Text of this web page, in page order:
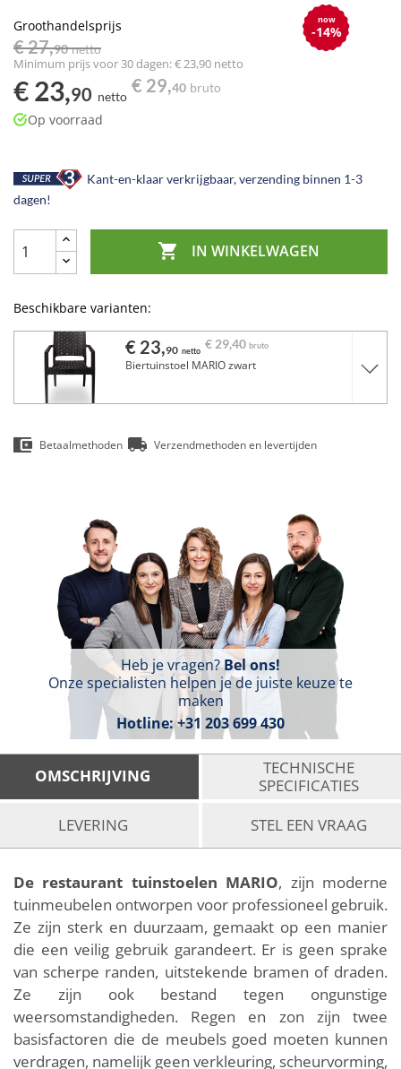
Groothandelsprijs
€ 27,90 netto
now
-14%
Minimum prijs voor 30 dagen: € 23,90 netto
€ 23,90 netto
€ 29,40 bruto
Op voorraad
Kant-en-klaar verkrijgbaar, verzending binnen 1-3
dagen!
 IN WINKELWAGEN
Beschikbare varianten:
€ 23,90 netto € 29,40 bruto
Biertuinstoel MARIO zwart
Betaalmethoden Verzendmethoden en levertijden
Heb je vragen?Bel ons!
Onze specialisten helpen je de juiste keuze te
maken
Hotline:+31 203 699 430
OMSCHRIJVING
TECHNISCHE
SPECIFICATIES
LEVERING
STEL EEN VRAAG
De restaurant tuinstoelen MARIO, zijn moderne
tuinmeubelen ontworpen voor professioneel gebruik.
Ze zijn sterk en duurzaam, gemaakt op een manier
die een veilig gebruik garandeert. Er is geen sprake
van scherpe randen, uitstekende bramen of draden.
Ze zijn ook bestand tegen ongunstige
weersomstandigheden. Regen en zon zijn twee
basisfactoren die de meubels goed moeten kunnen
verdragen, namelijk geen verkleuring, scheurvorming,